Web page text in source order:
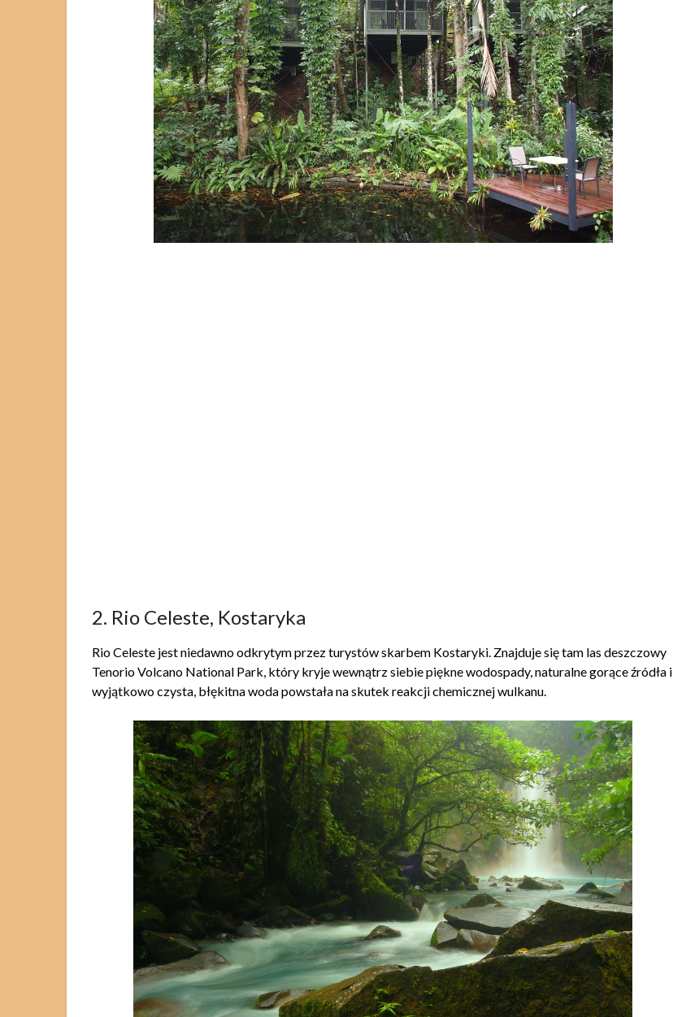
2. Rio Celeste, Kostaryka
Rio Celeste jest niedawno odkrytym przez turystów skarbem Kostaryki. Znajduje się tam las deszczowy
Tenorio Volcano National Park, który kryje wewnątrz siebie piękne wodospady, naturalne gorące źródła i
wyjątkowo czysta, błękitna woda powstała na skutek reakcji chemicznej wulkanu.